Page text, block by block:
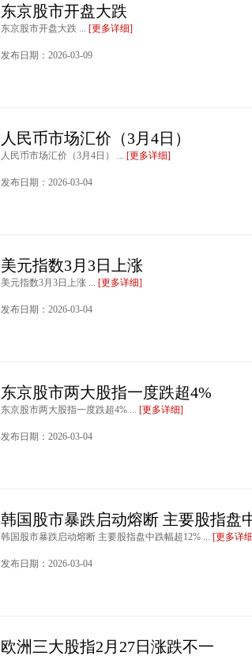
东京股市开盘大跌
东京股市开盘大跌 ... [更多详细]
发布日期：2026-03-09
人民币市场汇价（3月4日）
人民币市场汇价（3月4日） ... [更多详细]
发布日期：2026-03-04
美元指数3月3日上涨
美元指数3月3日上涨 ... [更多详细]
发布日期：2026-03-04
东京股市两大股指一度跌超4%
东京股市两大股指一度跌超4% ... [更多详细]
发布日期：2026-03-04
韩国股市暴跌启动熔断 主要股指盘
韩国股市暴跌启动熔断 主要股指盘中跌幅超12% ... [更多详
发布日期：2026-03-04
欧洲三大股指2月27日涨跌不一